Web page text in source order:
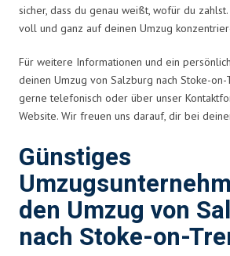
sicher, dass du genau weißt, wofür du
voll und ganz auf deinen Umzug
Für weitere Informationen und ein
deinen Umzug von Salzburg nach Stoke-on-
gerne telefonisch oder über unser
Website. Wir freuen uns darauf, dir bei
Günstiges
den Umzug von
nach Stoke-on-